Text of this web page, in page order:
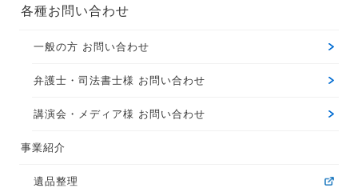
各種お問い合わせ
一般の方 お問い合わせ
弁護士・司法書士様 お問い合わせ
講演会・メディア様 お問い合わせ
事業紹介
遺品整理